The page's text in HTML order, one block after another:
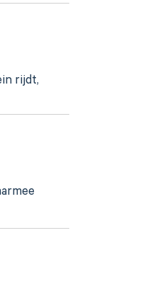
rijdt,